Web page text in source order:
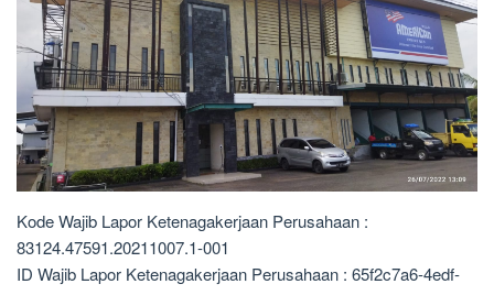
Kode Wajib Lapor Ketenagakerjaan Perusahaan :
83124.47591.20211007.1-001
ID Wajib Lapor Ketenagakerjaan Perusahaan : 65f2c7a6-4edf-